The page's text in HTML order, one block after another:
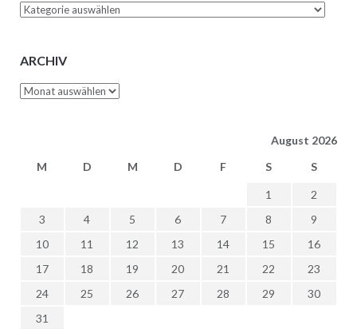
Rechtsgebiete
ARCHIV
Archiv
August 2026
M
D M D F S S
1
2
3
4 5 6 7 8
9
10
11 12 13 14 15
16
17
18 19 20 21 22
23
24
25 26 27 28 29
30
31